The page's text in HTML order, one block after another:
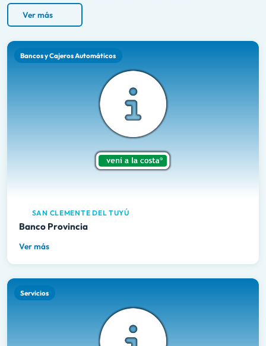
Ver más
Bancos y Cajeros Automáticos
SAN CLEMENTE DEL TUYÚ
Banco Provincia
Ver más
Servicios